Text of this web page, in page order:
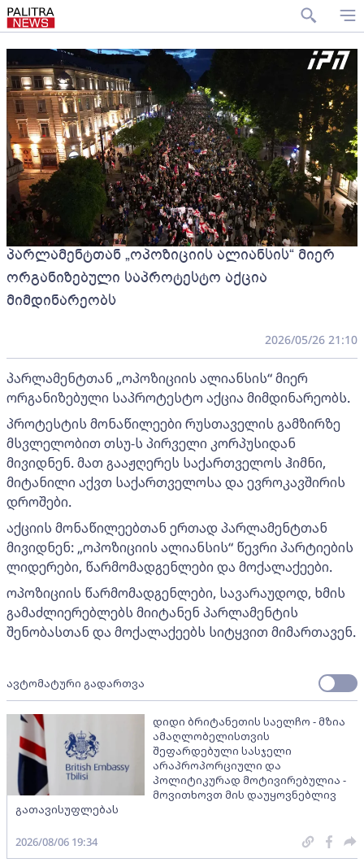
პარლამენტთან „ოპოზიციის ალიანსის“ მიერ
ორგანიზებული საპროტესტო აქცია
მიმდინარეობს
2026/05/26 21:10
პარლამენტთან „ოპოზიციის ალიანსის“ მიერ
ორგანიზებული საპროტესტო აქცია მიმდინარეობს.
პროტესტის მონაწილეები რუსთაველის გამზირზე
მსვლელობით თსუ-ს პირველი კორპუსიდან
მივიდნენ. მათ გააჟღერეს საქართველოს ჰიმნი,
მიტანილი აქვთ საქართველოსა და ევროკავშირის
დროშები.
აქციის მონაწილეებთან ერთად პარლამენტთან
მივიდნენ: „ოპოზიციის ალიანსის“ წევრი პარტიების
ლიდერები, წარმომადგენლები და მოქალაქეები.
ოპოზიციის წარმომადგენლები, სავარაუდოდ, ხმის
გამაძლიერებლებს მიიტანენ პარლამენტის
შენობასთან და მოქალაქეებს სიტყვით მიმართავენ.
ავტომატური გადართვა
დიდი ბრიტანეთის საელჩო - მზია
ამაღლობელისთვის
შეფარდებული სასჯელი
არაპროპორციული და
პოლიტიკურად მოტივირებულია -
მოვითხოვთ მის დაუყოვნებლივ
გათავისუფლებას
2026/08/06 19:34